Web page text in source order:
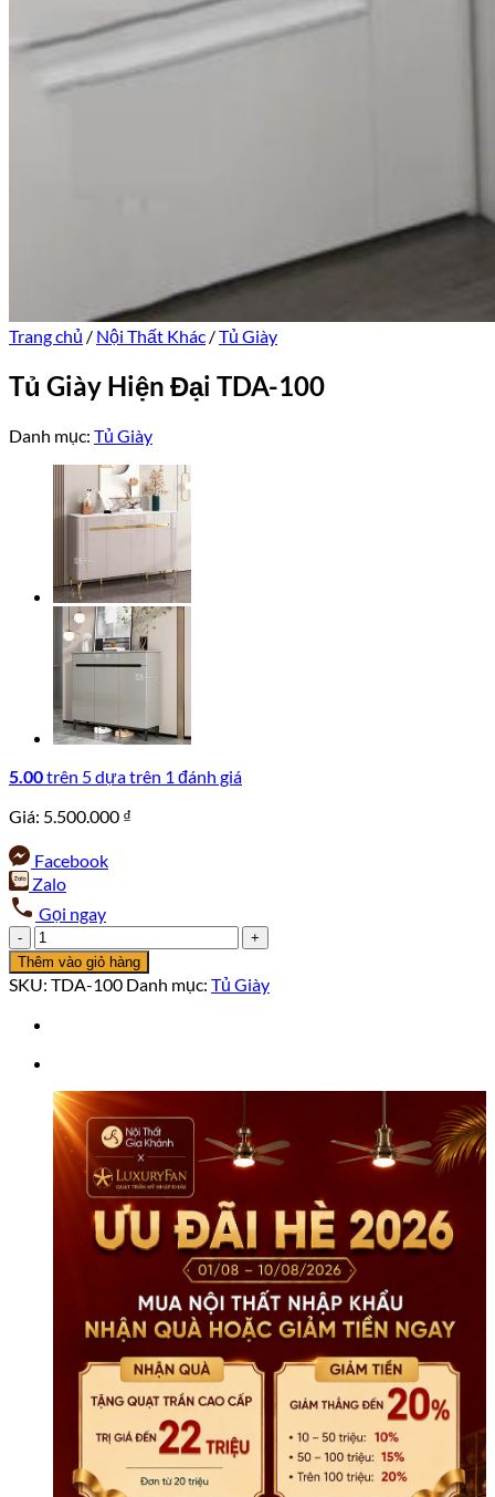
Trang chủ / Nội Thất Khác /Tủ Giày
Tủ Giày Hiện Đại TDA-100
Danh mục: Tủ Giày
5.00trên 5 dựa trên 1 đánh giá
Giá: 5.500.000 ₫
Facebook
Zalo
Gọi ngay
Tủ
Giày
Hiện
TDA-
số
lượng
Thêm vào giỏ hàng
SKU: TDA-100 Danh mục: Tủ Giày